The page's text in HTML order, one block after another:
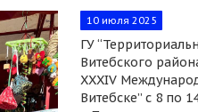
10 июля 2025
ГУ
Витебского
XXXIV
Витебске” с 8 по